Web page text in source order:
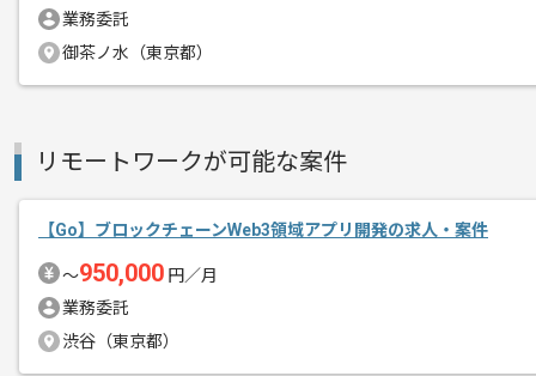
作業開始日
エージェントからのコ
メント
プロジェクトは長期を想定しており、
業務委託
御茶ノ水（東京都）
リモートワークが可能な案件
【Go】ブロックチェーンWeb3領域アプリ開発の求人・案件
〜950,000 円／月
業務委託
渋谷（東京都）